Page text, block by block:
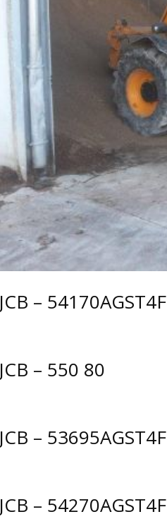
JCB – 54170AGST4F
JCB – 550 80
JCB – 53695AGST4F
JCB – 54270AGST4F